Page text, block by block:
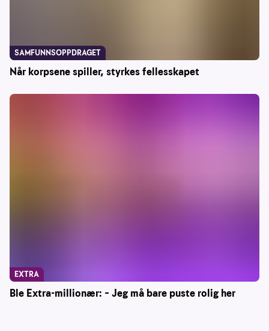
Når korpsene spiller, styrkes fellesskapet
SAMFUNNSOPPDRAGET
Ble Extra-millionær: – Jeg må bare puste rolig her
EXTRA